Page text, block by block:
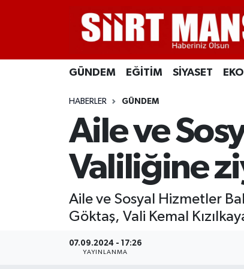
GÜNDEM EĞİTİM SİYASET
HABERLER GÜNDEM
Aile ve
Valiliğine
Aile ve Sosyal Hizmetler
Göktaş, Vali Kemal
07.09.2024 - 17:26
YAYINLANMA
SİYASET
EKONOMİ
İLÇELER
Siirt Nöbetçi Eczaneler
Siirt Hava Durumu
Siirt Namaz Vakitleri
Siirt Trafik Yoğunluk Haritası
Süper Lig Puan Durumu ve Fikstür
Tüm Manşetler